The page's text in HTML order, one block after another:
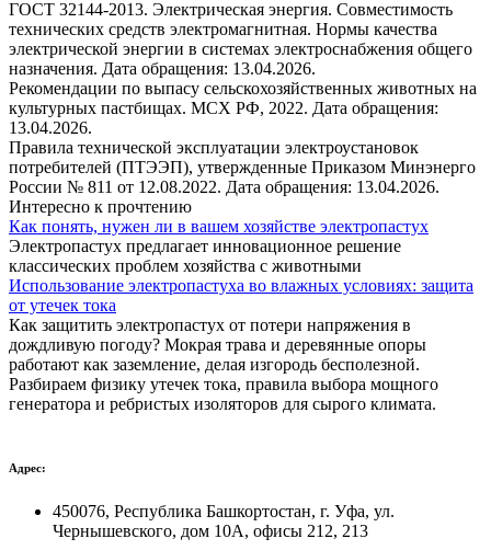
ГОСТ 32144-2013. Электрическая энергия. Совместимость
технических средств электромагнитная. Нормы качества
электрической энергии в системах электроснабжения общего
назначения. Дата обращения: 13.04.2026.
Рекомендации по выпасу сельскохозяйственных животных на
культурных пастбищах. МСХ РФ, 2022. Дата обращения:
13.04.2026.
Правила технической эксплуатации электроустановок
потребителей (ПТЭЭП), утвержденные Приказом Минэнерго
России № 811 от 12.08.2022. Дата обращения: 13.04.2026.
Интересно к прочтению
Как понять, нужен ли в вашем хозяйстве электропастух
Электропастух предлагает инновационное решение
классических проблем хозяйства с животными
Использование электропастуха во влажных условиях: защита
от утечек тока
Как защитить электропастух от потери напряжения в
дождливую погоду? Мокрая трава и деревянные опоры
работают как заземление, делая изгородь бесполезной.
Разбираем физику утечек тока, правила выбора мощного
генератора и ребристых изоляторов для сырого климата.
Адрес:
450076, Республика Башкортостан, г. Уфа, ул.
Чернышевского, дом 10А, офисы 212, 213